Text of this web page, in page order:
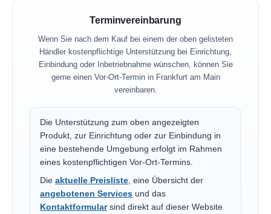
Terminvereinbarung
Wenn Sie nach dem Kauf bei einem der oben gelisteten
Händler kostenpflichtige Unterstützung bei Einrichtung,
Einbindung oder Inbetriebnahme wünschen, können Sie
gerne einen Vor-Ort-Termin in Frankfurt am Main
vereinbaren.
Die Unterstützung zum oben angezeigten
Produkt, zur Einrichtung oder zur Einbindung in
eine bestehende Umgebung erfolgt im Rahmen
eines kostenpflichtigen Vor-Ort-Termins.
Die aktuelle Preisliste, eine Übersicht der
angebotenen Services und das
Kontaktformularsind direkt auf dieser Website